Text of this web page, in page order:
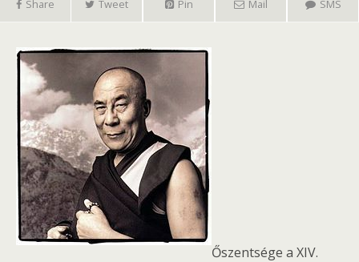
Share Tweet Pin Mail SMS
Őszentsége a XIV.